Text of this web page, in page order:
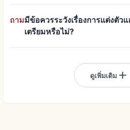
ถามมีข้อควรระวังเรื่องการแต่งตัว
เตรียมหรือไม่?
ดูเพิ่มเติมadd